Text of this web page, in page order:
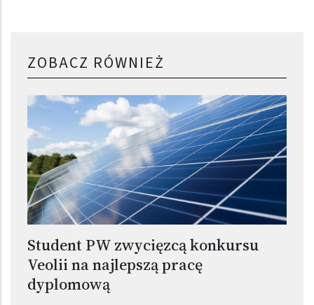
ZOBACZ RÓWNIEŻ
Student PW zwycięzcą konkursu
Veolii na najlepszą pracę
dyplomową